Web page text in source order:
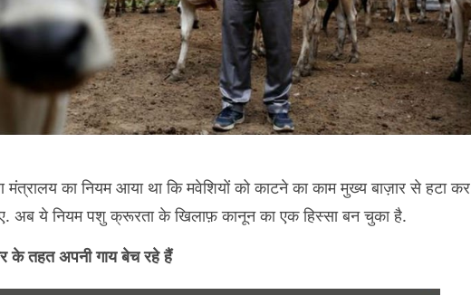
मंत्रालय का नियम आया था कि मवेशियों को काटने का काम मुख्य बाज़ार से हटा कर
अब ये नियम पशु क्रूरता के खिलाफ़ कानून का एक हिस्सा बन चुका है.
तहत अपनी गाय बेच रहे हैं